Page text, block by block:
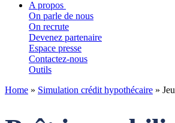
A propos
On parle de nous
On recrute
Devenez partenaire
Espace presse
Contactez-nous
Outils
Home » Simulation crédit hypothécaire »